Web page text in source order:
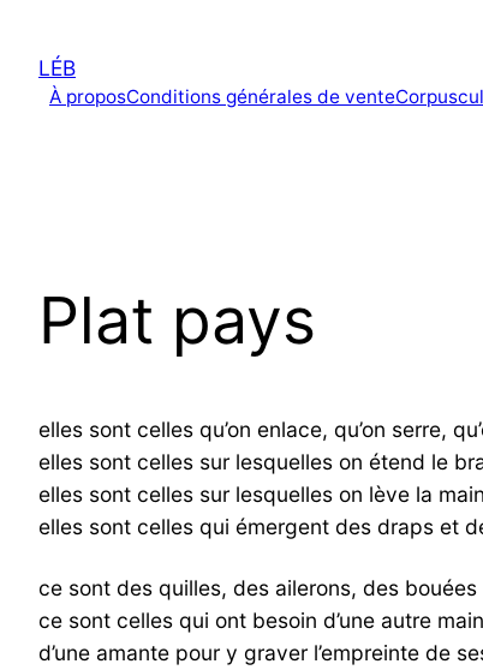
contenu
LÉB
À proposConditions générales de vente
Plat pays
elles sont celles qu’on enlace, qu’on serre,
elles sont celles sur lesquelles on étend le
elles sont celles sur lesquelles on lève la
elles sont celles qui émergent des draps et
ce sont des quilles, des ailerons, des
ce sont celles qui ont besoin d’une autre
d’une amante pour y graver l’empreinte de